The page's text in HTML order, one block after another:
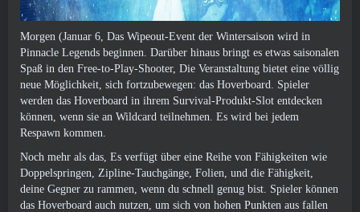
Morgen (Januar 6, Das Wipeout-Event der Wintersaison wird in
Pinnacle Legends beginnen. Darüber hinaus bringt es etwas saisonalen
Spaß in den Free-to-Play-Shooter, Die Veranstaltung bietet eine völlig
neue Möglichkeit, sich fortzubewegen: das Hoverboard. Spieler
werden das Hoverboard in ihrem Survival-Produkt-Slot entdecken
können, wenn sie an Wildcard teilnehmen. Es wird bei jedem
Respawn kommen.
Noch mehr als das, Es verfügt über eine Reihe von Fähigkeiten wie
Doppelspringen, Zipline-Tauchgänge, Folien, und die Fähigkeit,
deine Gegner zu rammen, wenn du schnell genug bist. Spieler können
das Hoverboard auch nutzen, um sich von hohen Punkten aus fallen